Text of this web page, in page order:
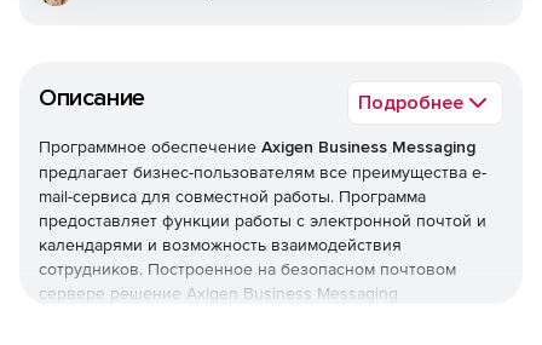
Описание Подробнее
Программное обеспечение Axigen Business Messaging
предлагает бизнес-пользователям все преимущества e-
mail-сервиса для совместной работы. Программа
предоставляет функции работы с электронной почтой и
календарями и возможность взаимодействия
сотрудников. Построенное на безопасном почтовом
сервере решение Axigen Business Messaging